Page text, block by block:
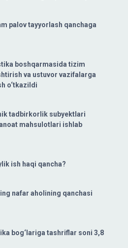
palov tayyorlash qanchaga
boshqarmasida tizim
va ustuvor vazifalarga
o‘tkazildi
tadbirkorlik subyektlari
mahsulotlari ishlab
ish haqi qancha?
nafar aholining qanchasi
bog‘lariga tashriflar soni 3,8